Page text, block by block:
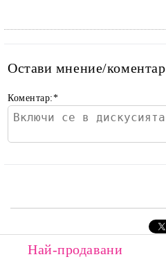
Остави мнение/коментар
Коментар:*
Най-продавани